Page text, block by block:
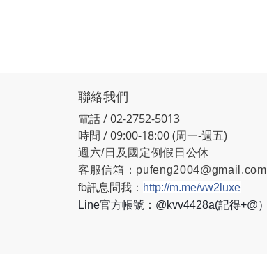
聯絡我們
電話 / 02-2752-5013
時間 / 09:00-18:00 (周一-週五)
週六/日及國定例假日公休
客服信箱： pufeng2004@gmail.com
fb訊息問我： http://m.me/vw2luxe
Line官方帳號：@kvv4428a(記得+@）